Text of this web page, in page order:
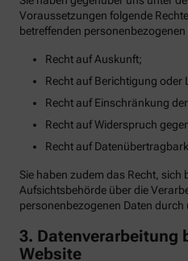
Voraussetzungen folgende
betreffenden personenbezogenen
Recht auf Auskunft;
Recht auf Berichtigung oder
Recht auf Einschränkung
Recht auf Widerspruch
Recht auf
Sie haben zudem das Recht, sich
Aufsichtsbehörde über die
personenbezogenen Daten durch
3. Datenverarbeitung
Website